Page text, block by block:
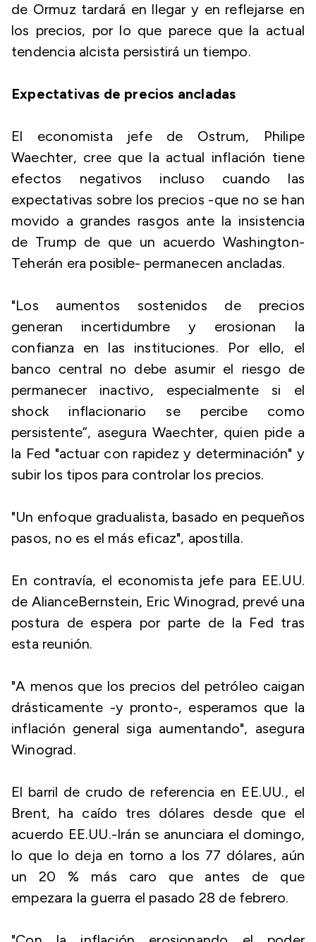
de Ormuz tardará en llegar y en reflejarse en
los precios, por lo que parece que la actual
tendencia alcista persistirá un tiempo.
Expectativas de precios ancladas
El economista jefe de Ostrum, Philipe
Waechter, cree que la actual inflación tiene
efectos negativos incluso cuando las
expectativas sobre los precios -que no se han
movido a grandes rasgos ante la insistencia
de Trump de que un acuerdo Washington-
Teherán era posible- permanecen ancladas.
"Los aumentos sostenidos de precios
generan incertidumbre y erosionan la
confianza en las instituciones. Por ello, el
banco central no debe asumir el riesgo de
permanecer inactivo, especialmente si el
shock inflacionario se percibe como
persistente”, asegura Waechter, quien pide a
la Fed "actuar con rapidez y determinación" y
subir los tipos para controlar los precios.
"Un enfoque gradualista, basado en pequeños
pasos, no es el más eficaz", apostilla.
En contravía, el economista jefe para EE.UU.
de AlianceBernstein, Eric Winograd, prevé una
postura de espera por parte de la Fed tras
esta reunión.
"A menos que los precios del petróleo caigan
drásticamente -y pronto-, esperamos que la
inflación general siga aumentando", asegura
Winograd.
El barril de crudo de referencia en EE.UU., el
Brent, ha caído tres dólares desde que el
acuerdo EE.UU.-Irán se anunciara el domingo,
lo que lo deja en torno a los 77 dólares, aún
un 20 % más caro que antes de que
empezara la guerra el pasado 28 de febrero.